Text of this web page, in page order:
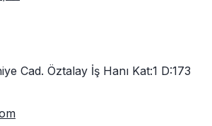
Cad. Öztalay İş Hanı Kat:1 D:173